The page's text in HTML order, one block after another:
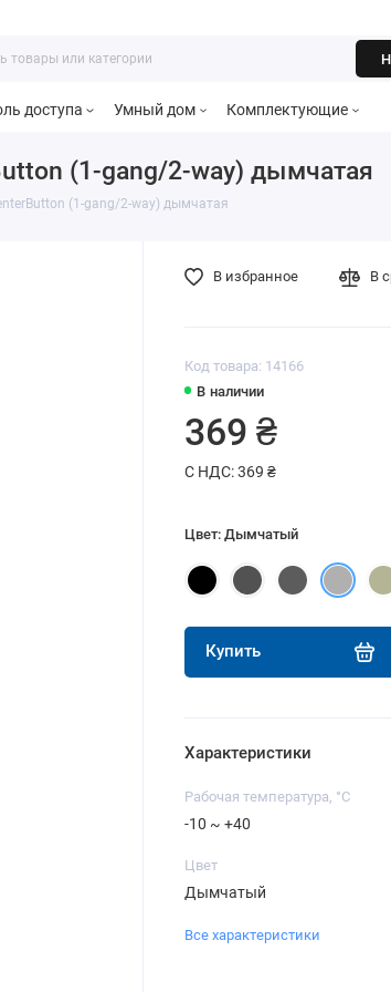
доступа Умный дом Комплектующие
(1-gang/2-way) дымчатая
(1-gang/2-way) дымчатая
Код товара: 14166
В наличии
369 ₴
С НДС: 369 ₴
Цвет: Дымчатый
Купить
В избранное В
Характеристики
Рабочая температура, °C
-10 ~ +40
Цвет
Дымчатый
Все характеристики